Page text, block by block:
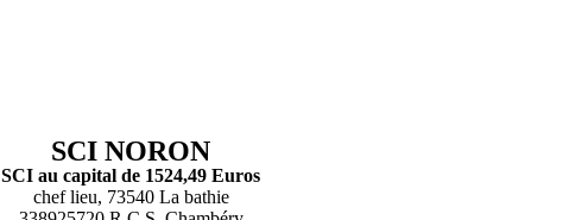
SCI NORON
SCI au capital de 1524,49 Euros
chef lieu, 73540 La bathie